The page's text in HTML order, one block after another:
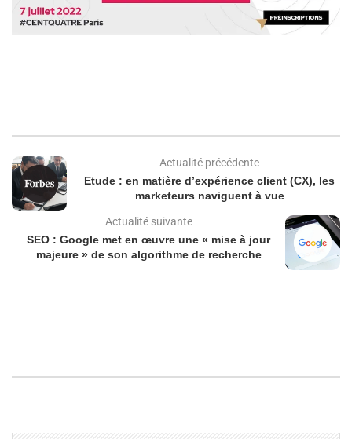
Actualité précédente
Etude : en matière d’expérience client (CX), les
marketeurs naviguent à vue
Actualité suivante
SEO : Google met en œuvre une « mise à jour
majeure » de son algorithme de recherche